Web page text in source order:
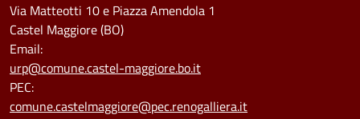
Via Matteotti 10 e Piazza Amendola 1
Castel Maggiore (BO)
Email:
urp@comune.castel-maggiore.bo.it
PEC:
comune.castelmaggiore@pec.renogalliera.it